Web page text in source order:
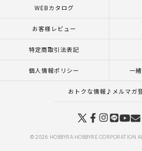
WEBカタログ
お客様レビュー
特定商取引法表記
個人情報ポリシー 一
おトクな情報♪メルマガ
© 2026 HOBBYRA HOBBYRE CORPORATION